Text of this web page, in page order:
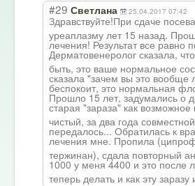
#29 Светлана 25.04.2017 07:42
Здравствуйте!При сдаче
уреаплазму лет 15 назад.
лечения! Результат все равно
Дерматовенеролог сказала,
быть, это ваше нормальное
сказала "зачем вы это вообще
беспокоит, это нормальная
Прошло 15 лет, задумались о
старая "зараза" как возможное
чистый, за два года
передалось... Обратилась к
лечения мне. Пропила
тержинан), сдала повторный
1000 у меня 4400 и это после
теперь делать и как эту